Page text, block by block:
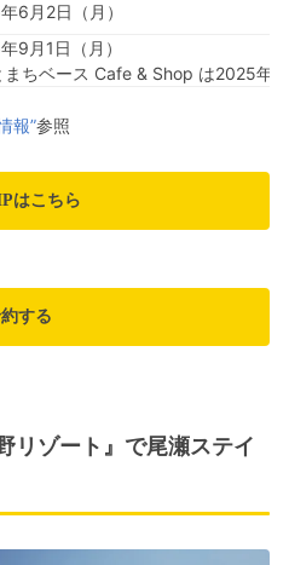
6月2日（月）
9月1日（月）
まちベース Cafe & Shop は2025年
報”参照
はこちら
する
リゾート』で尾瀬ステイ